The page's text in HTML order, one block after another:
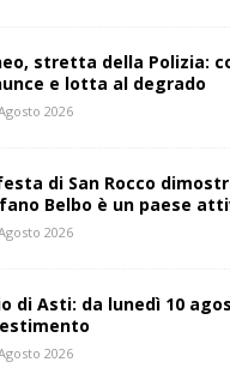
stretta della Polizia:
e lotta al degrado
2026
di San Rocco
Belbo è un paese
2026
di Asti: da lunedì 10
2026